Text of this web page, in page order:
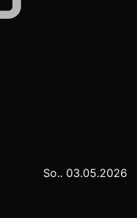
So.. 03.05.2026